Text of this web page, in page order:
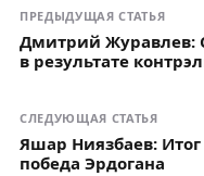
ПРЕДЫДУЩАЯ СТАТЬЯ
Дмитрий Журавлев:
в результате
СЛЕДУЮЩАЯ СТАТЬЯ
Яшар Ниязбаев:
победа Эрдогана